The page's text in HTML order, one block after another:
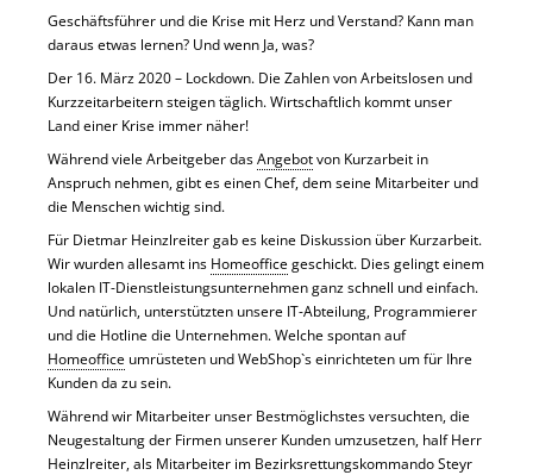
Geschäftsführer und die Krise mit Herz und Verstand? Kann man
daraus etwas lernen? Und wenn Ja, was?
Der 16. März 2020 – Lockdown. Die Zahlen von Arbeitslosen und
Kurzzeitarbeitern steigen täglich. Wirtschaftlich kommt unser
Land einer Krise immer näher!
Während viele Arbeitgeber dasAngebotvon Kurzarbeit in
Anspruch nehmen, gibt es einen Chef, dem seine Mitarbeiter und
die Menschen wichtig sind.
Für Dietmar Heinzlreiter gab es keine Diskussion über Kurzarbeit.
Wir wurden allesamt ins Homeofficegeschickt. Dies gelingt einem
lokalen IT-Dienstleistungsunternehmen ganz schnell und einfach.
Und natürlich, unterstützten unsere IT-Abteilung, Programmierer
und die Hotline die Unternehmen. Welche spontan auf
Homeoffice umrüsteten und WebShop`s einrichteten um für Ihre
Kunden da zu sein.
Während wir Mitarbeiter unser Bestmöglichstes versuchten, die
Neugestaltung der Firmen unserer Kunden umzusetzen, half Herr
Heinzlreiter, als Mitarbeiter im Bezirksrettungskommando Steyr